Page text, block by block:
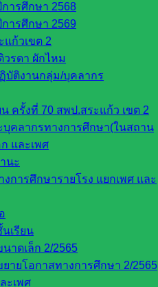
ารศึกษา 2568
ารศึกษา 2569
ก้วเขต 2
รดา ผักไหม
บัติงานกลุ่ม/บุคลากร
ครั้งที่ 70 สพป.สระแก้ว เขต 2
คลากรทางการศึกษา(ในสถาน
และเพศ
นะ
การศึกษารายโรง แยกเพศ และ
เรียน
าดเล็ก 2/2565
ยายโอกาสทางการศึกษา 2/2565
ะเพศ